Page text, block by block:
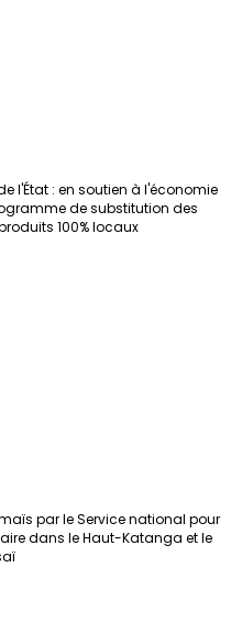
l'État : en soutien à l'économie
de substitution des
100% locaux
par le Service national pour
dans le Haut-Katanga et le